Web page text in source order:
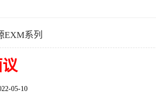
EXM系列
05-10